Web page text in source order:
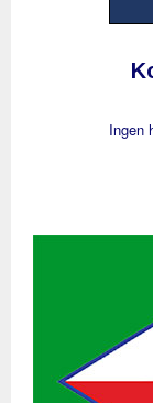
Ingen